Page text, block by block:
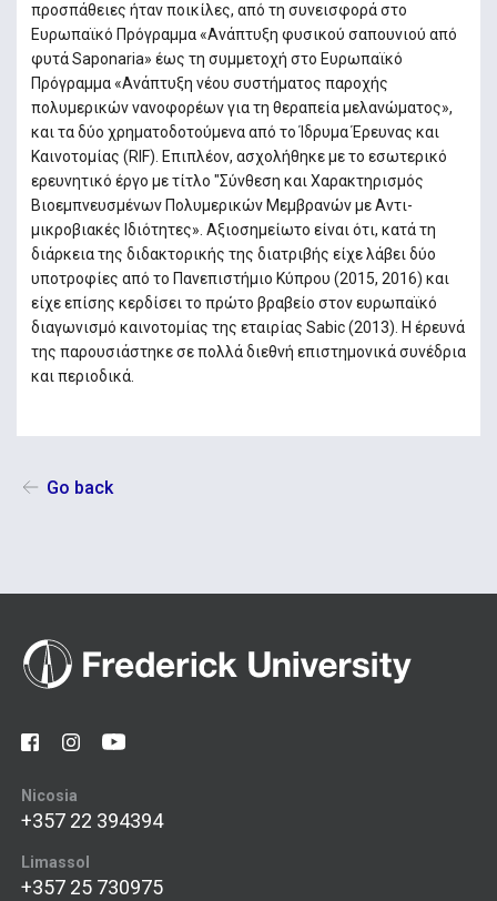
προσπάθειες ήταν ποικίλες, από τη συνεισφορά στο
Ευρωπαϊκό Πρόγραμμα «Ανάπτυξη φυσικού σαπουνιού από
φυτά Saponaria» έως τη συμμετοχή στο Ευρωπαϊκό
Πρόγραμμα «Ανάπτυξη νέου συστήματος παροχής
πολυμερικών νανοφορέων για τη θεραπεία μελανώματος»,
και τα δύο χρηματοδοτούμενα από το Ίδρυμα Έρευνας και
Καινοτομίας (RIF). Επιπλέον, ασχολήθηκε με το εσωτερικό
ερευνητικό έργο με τίτλο "Σύνθεση και Χαρακτηρισμός
Βιοεμπνευσμένων Πολυμερικών Μεμβρανών με Αντι-
μικροβιακές Ιδιότητες». Αξιοσημείωτο είναι ότι, κατά τη
διάρκεια της διδακτορικής της διατριβής είχε λάβει δύο
υποτροφίες από το Πανεπιστήμιο Κύπρου (2015, 2016) και
είχε επίσης κερδίσει το πρώτο βραβείο στον ευρωπαϊκό
διαγωνισμό καινοτομίας της εταιρίας Sabic (2013). Η έρευνά
της παρουσιάστηκε σε πολλά διεθνή επιστημονικά συνέδρια
και περιοδικά.
Go back
Nicosia
+357 22 394394
Limassol
+357 25 730975